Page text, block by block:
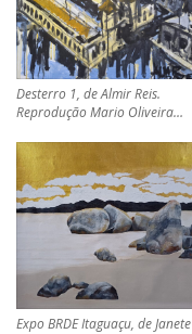
Desterro 1, de Almir Reis.
Reprodução Mario Oliveira…
Expo BRDE Itaguaçu, de Janete